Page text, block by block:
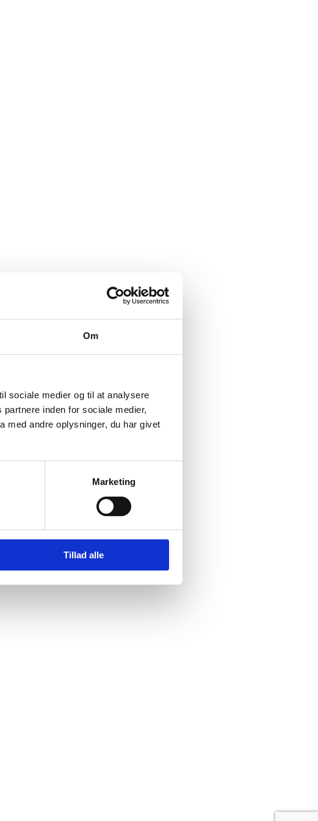
Om
sociale medier og til at analysere
inden for sociale medier,
med andre oplysninger, du har givet
Marketing
Tillad alle